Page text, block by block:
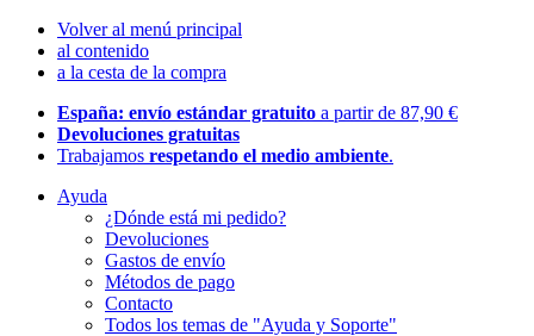
Volver al menú principal
al contenido
a la cesta de la compra
España: envío estándar gratuito a partir de 87,90 €
Devoluciones gratuitas
Trabajamos respetando el medio ambiente.
Ayuda
¿Dónde está mi pedido?
Devoluciones
Gastos de envío
Métodos de pago
Contacto
Todos los temas de "Ayuda y Soporte"